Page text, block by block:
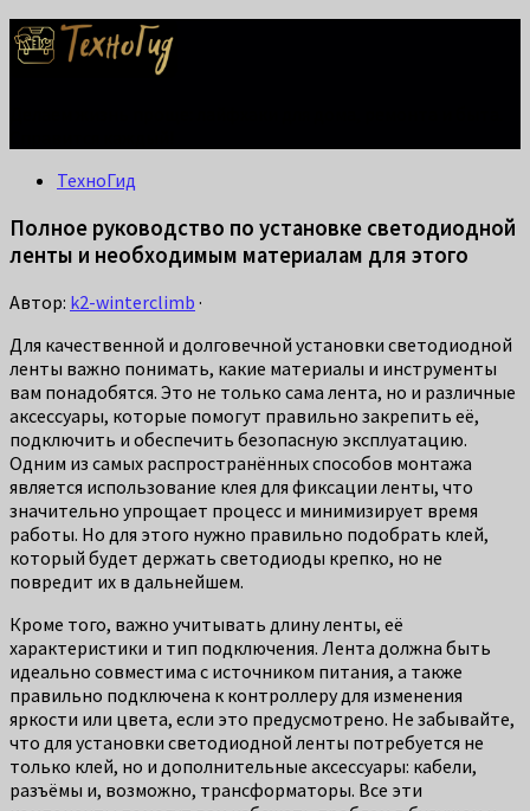
ТехноГид
Полное руководство по установке светодиодной
ленты и необходимым материалам для этого
Автор: k2-winterclimb ·
Для качественной и долговечной установки светодиодной
ленты важно понимать, какие материалы и инструменты
вам понадобятся. Это не только сама лента, но и различные
аксессуары, которые помогут правильно закрепить её,
подключить и обеспечить безопасную эксплуатацию.
Одним из самых распространённых способов монтажа
является использование клея для фиксации ленты, что
значительно упрощает процесс и минимизирует время
работы. Но для этого нужно правильно подобрать клей,
который будет держать светодиоды крепко, но не
повредит их в дальнейшем.
Кроме того, важно учитывать длину ленты, её
характеристики и тип подключения. Лента должна быть
идеально совместима с источником питания, а также
правильно подключена к контроллеру для изменения
яркости или цвета, если это предусмотрено. Не забывайте,
что для установки светодиодной ленты потребуется не
только клей, но и дополнительные аксессуары: кабели,
разъёмы и, возможно, трансформаторы. Все эти